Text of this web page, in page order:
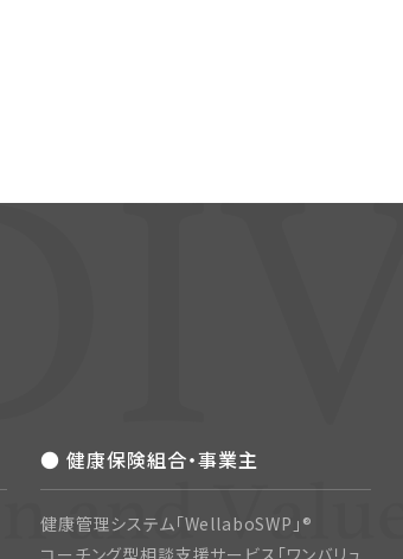
● 健康保険組合・事業主
健康管理システム「WellaboSWP」®
コーチング型相談支援サービス「ワンバリュ